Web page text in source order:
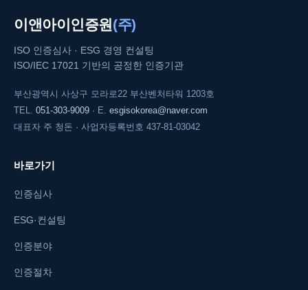
이앤아이인증원 (주)
ISO 인증심사 · ESG 경영 컨설팅
ISO/IEC 17021 기반의 공정한 인증기관
부산광역시 사상구 모라로22 부산벤처타워 1203호
TEL. 051-303-9009 · E. esgisokorea@naver.com
대표자 주 청돈 · 사업자등록번호 437-81-03042
바로가기
인증심사
ESG·컨설팅
인증분야
인증절차